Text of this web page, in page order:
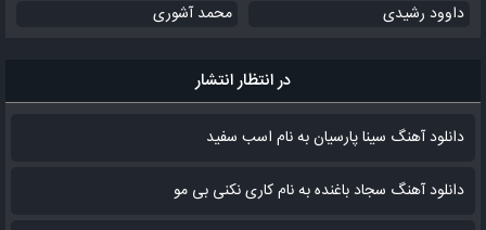
داوود رشیدی محمد آشوری
در انتظار انتشار
دانلود آهنگ سینا پارسیان به نام اسب سفید
دانلود آهنگ سجاد باغنده به نام کاری نکنی بی مو